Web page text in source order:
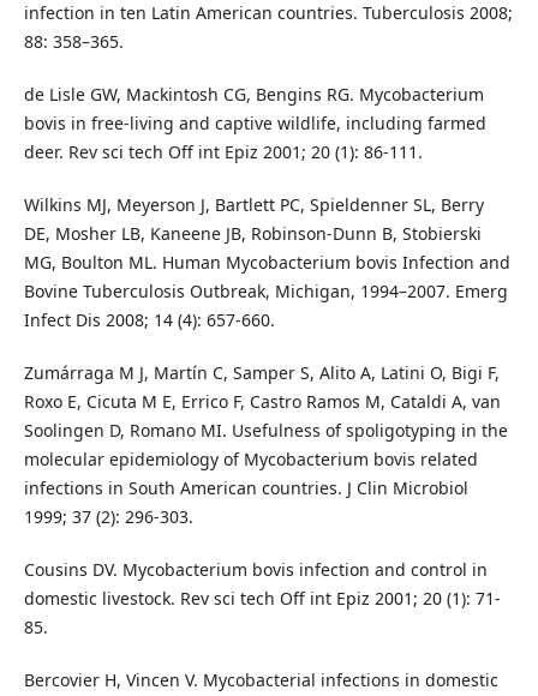
infection in ten Latin American countries. Tuberculosis 2008;
88: 358–365.
de Lisle GW, Mackintosh CG, Bengins RG. Mycobacterium
bovis in free-living and captive wildlife, including farmed
deer. Rev sci tech Off int Epiz 2001; 20 (1): 86-111.
Wilkins MJ, Meyerson J, Bartlett PC, Spieldenner SL, Berry
DE, Mosher LB, Kaneene JB, Robinson-Dunn B, Stobierski
MG, Boulton ML. Human Mycobacterium bovis Infection and
Bovine Tuberculosis Outbreak, Michigan, 1994–2007. Emerg
Infect Dis 2008; 14 (4): 657-660.
Zumárraga M J, Martín C, Samper S, Alito A, Latini O, Bigi F,
Roxo E, Cicuta M E, Errico F, Castro Ramos M, Cataldi A, van
Soolingen D, Romano MI. Usefulness of spoligotyping in the
molecular epidemiology of Mycobacterium bovis related
infections in South American countries. J Clin Microbiol
1999; 37 (2): 296-303.
Cousins DV. Mycobacterium bovis infection and control in
domestic livestock. Rev sci tech Off int Epiz 2001; 20 (1): 71-
85.
Bercovier H, Vincen V. Mycobacterial infections in domestic